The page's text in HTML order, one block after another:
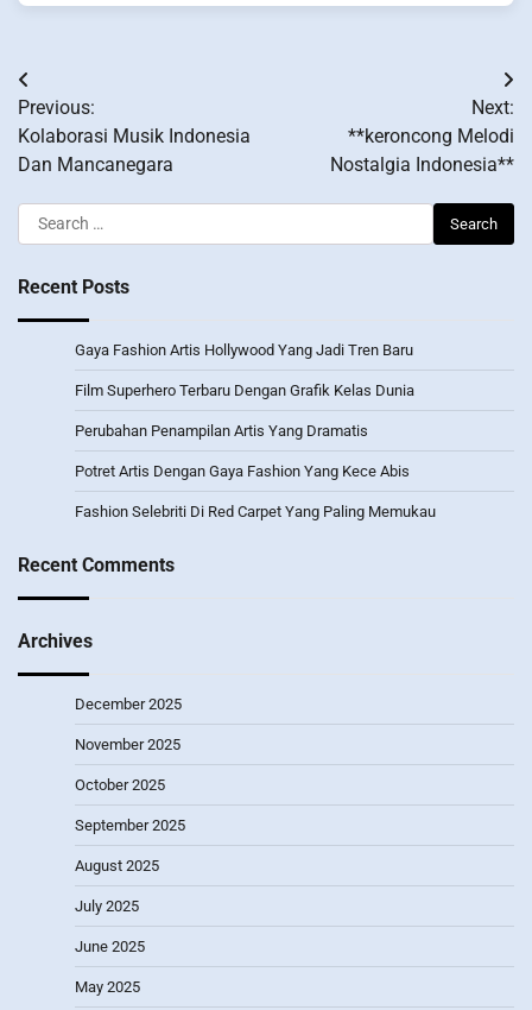
Post
navigation
Previous:
Kolaborasi Musik Indonesia
Dan Mancanegara
Next:
**keroncong Melodi
Nostalgia Indonesia**
Search
for:
Recent Posts
Gaya Fashion Artis Hollywood Yang Jadi Tren Baru
Film Superhero Terbaru Dengan Grafik Kelas Dunia
Perubahan Penampilan Artis Yang Dramatis
Potret Artis Dengan Gaya Fashion Yang Kece Abis
Fashion Selebriti Di Red Carpet Yang Paling Memukau
Recent Comments
Archives
December 2025
November 2025
October 2025
September 2025
August 2025
July 2025
June 2025
May 2025